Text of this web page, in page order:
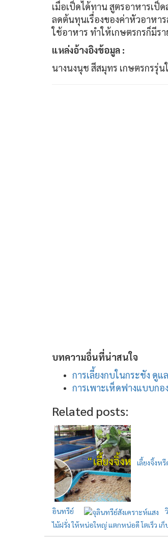
เมื่อเป็ดได้ทาน สูตรอาหารเป็
ลดต้นทุนเรื่องของค่าหัวอาหา
ใช้อาหาร ทำให้เกษตรกรก็มีร
แหล่งอ้างอิงข้อมูล :
นางนงนุช สีสมุทร เกษตรกรรุ่
บทความอื่นที่น่าสนใจ
การเลี้ยงกบในกระชัง ดูแ
การเพาะเห็ดฟางแบบก
Related posts:
เลี้ยงจิ้งห
อินทรีย์
ไม้ฝรั่ง ให้หน่อใหญ่ แตกหน่อดี โตเร็ว เ